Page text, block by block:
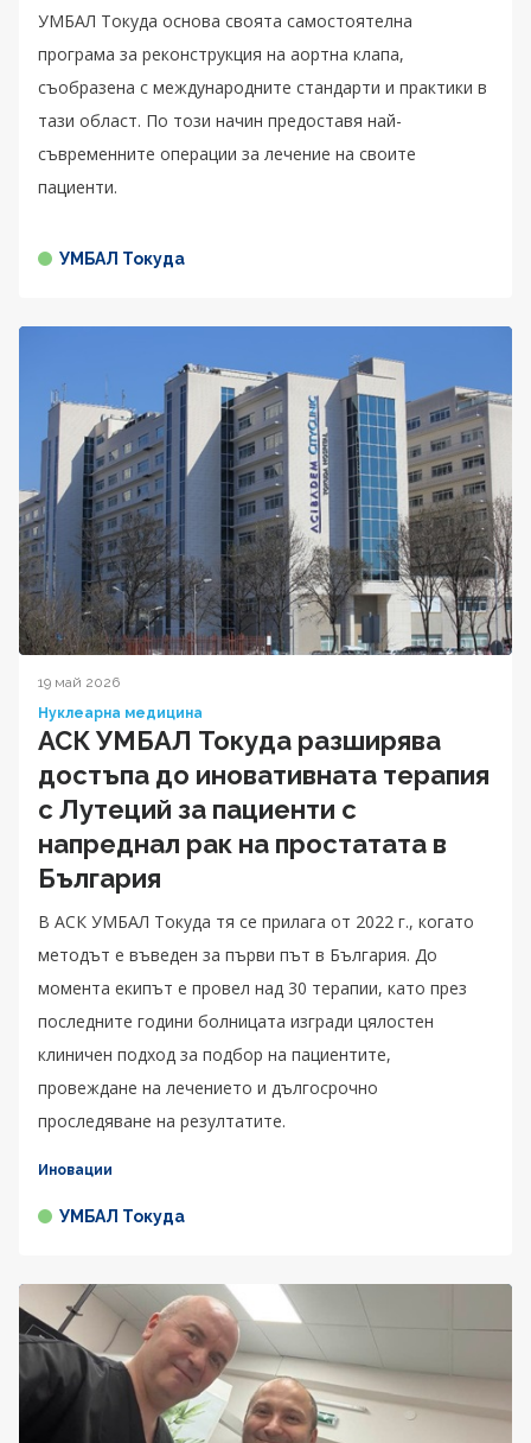
УМБАЛ Токуда основа своята самостоятелна
програма за реконструкция на аортна клапа,
съобразена с международните стандарти и практики в
тази област. По този начин предоставя най-
съвременните операции за лечение на своите
пациенти.
УМБАЛ Токуда
19 май 2026
Нуклеарна медицина
АСК УМБАЛ Токуда разширява
достъпа до иновативната терапия
с Лутеций за пациенти с
напреднал рак на простатата в
България
В АСК УМБАЛ Токуда тя се прилага от 2022 г., когато
методът е въведен за първи път в България. До
момента екипът е провел над 30 терапии, като през
последните години болницата изгради цялостен
клиничен подход за подбор на пациентите,
провеждане на лечението и дългосрочно
проследяване на резултатите.
Иновации
УМБАЛ Токуда